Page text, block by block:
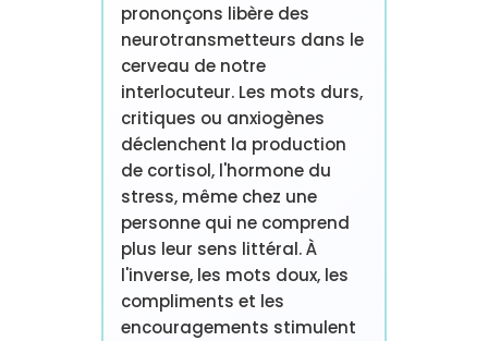
prononçons libère des
neurotransmetteurs dans le
cerveau de notre
interlocuteur. Les mots durs,
critiques ou anxiogènes
déclenchent la production
de cortisol, l'hormone du
stress, même chez une
personne qui ne comprend
plus leur sens littéral. À
l'inverse, les mots doux, les
compliments et les
encouragements stimulent